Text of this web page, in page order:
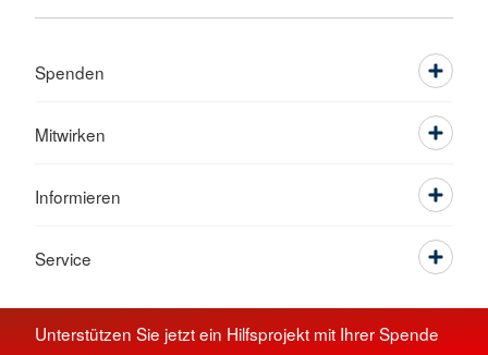
Unterstützen Sie jetzt ein Hilfsprojekt mit Ihrer Spende
Spenden
Mitwirken
Informieren
Service